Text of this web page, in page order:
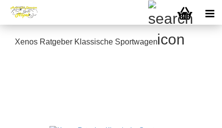
Xenos Ratgeber Klassische Sportwagen